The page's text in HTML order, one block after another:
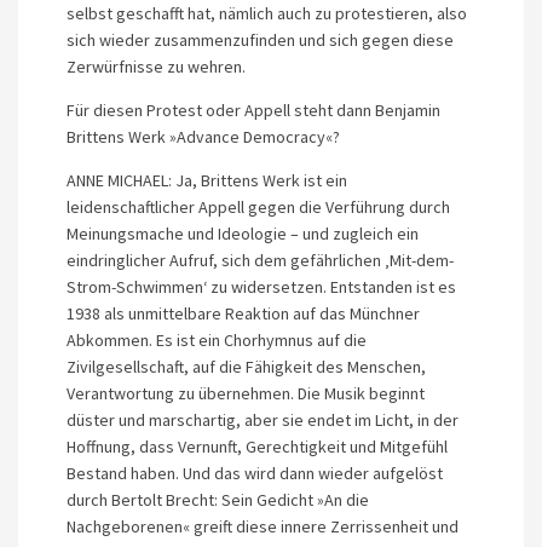
selbst geschafft hat, nämlich auch zu protestieren, also
sich wieder zusammenzufinden und sich gegen diese
Zerwürfnisse zu wehren.
Für diesen Protest oder Appell steht dann Benjamin
Brittens Werk »Advance Democracy«?
ANNE MICHAEL: Ja, Brittens Werk ist ein
leidenschaftlicher Appell gegen die Verführung durch
Meinungsmache und Ideologie – und zugleich ein
eindringlicher Aufruf, sich dem gefährlichen ‚Mit-dem-
Strom-Schwimmen‘ zu widersetzen. Entstanden ist es
1938 als unmittelbare Reaktion auf das Münchner
Abkommen. Es ist ein Chorhymnus auf die
Zivilgesellschaft, auf die Fähigkeit des Menschen,
Verantwortung zu übernehmen. Die Musik beginnt
düster und marschartig, aber sie endet im Licht, in der
Hoffnung, dass Vernunft, Gerechtigkeit und Mitgefühl
Bestand haben. Und das wird dann wieder aufgelöst
durch Bertolt Brecht: Sein Gedicht »An die
Nachgeborenen« greift diese innere Zerrissenheit und